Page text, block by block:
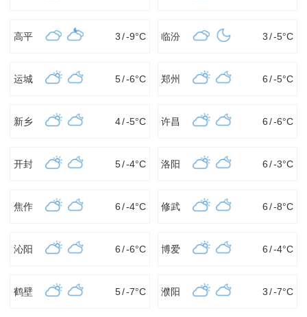
高平 3/-9°C 临汾 3 /-5°C
运城 5/-6°C 郑州 6 /-5°C
新乡 4/-5°C 许昌 6 /-6°C
开封 5/-4°C 洛阳 6 /-3°C
焦作 6/-4°C 修武 6 /-8°C
沁阳 6/-6°C 博爱 6 /-4°C
鹤壁 5/-7°C 濮阳 3 /-7°C